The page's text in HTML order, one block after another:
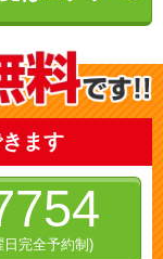
ます
完全予約制)